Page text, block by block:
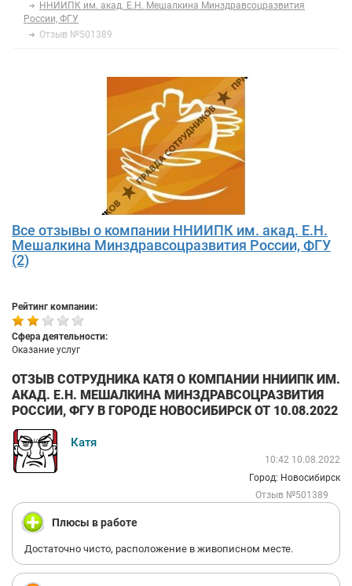
ННИИПК им. акад. Е.Н. Мешалкина Минздравсоцразвития
России, ФГУ
Отзыв №501389
Все отзывы о компании ННИИПК им. акад. Е.Н.
Мешалкина Минздравсоцразвития России, ФГУ
(2)
Рейтинг компании:
Сфера деятельности:
Оказание услуг
ОТЗЫВ СОТРУДНИКА КАТЯ О КОМПАНИИ ННИИПК ИМ.
АКАД. Е.Н. МЕШАЛКИНА МИНЗДРАВСОЦРАЗВИТИЯ
РОССИИ, ФГУ В ГОРОДЕ НОВОСИБИРСК ОТ 10.08.2022
Катя
10:42 10.08.2022
Город: Новосибирск
Отзыв №501389
Плюсы в работе
Достаточно чисто, расположение в живописном месте.